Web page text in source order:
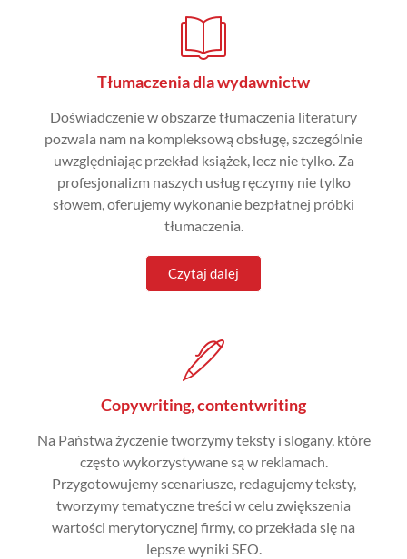
Tłumaczenia dla wydawnictw
Doświadczenie w obszarze tłumaczenia literatury
pozwala nam na kompleksową obsługę, szczególnie
uwzględniając przekład książek, lecz nie tylko. Za
profesjonalizm naszych usług ręczymy nie tylko
słowem, oferujemy wykonanie bezpłatnej próbki
tłumaczenia.
Czytaj dalej
Copywriting, contentwriting
Na Państwa życzenie tworzymy teksty i slogany, które
często wykorzystywane są w reklamach.
Przygotowujemy scenariusze, redagujemy teksty,
tworzymy tematyczne treści w celu zwiększenia
wartości merytorycznej firmy, co przekłada się na
lepsze wyniki SEO.